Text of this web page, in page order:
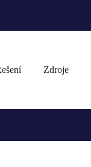
Zdroje